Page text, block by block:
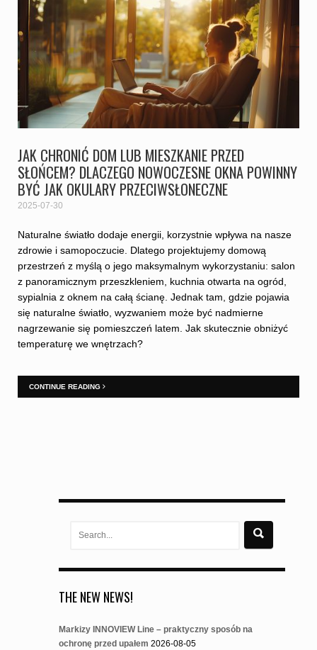
JAK CHRONIĆ DOM LUB MIESZKANIE PRZED
SŁOŃCEM? DLACZEGO NOWOCZESNE OKNA POWINNY
BYĆ JAK OKULARY PRZECIWSŁONECZNE
2025-07-30
Naturalne światło dodaje energii, korzystnie wpływa na nasze
zdrowie i samopoczucie. Dlatego projektujemy domową
przestrzeń z myślą o jego maksymalnym wykorzystaniu: salon
z panoramicznym przeszkleniem, kuchnia otwarta na ogród,
sypialnia z oknem na całą ścianę. Jednak tam, gdzie pojawia
się naturalne światło, wyzwaniem może być nadmierne
nagrzewanie się pomieszczeń latem. Jak skutecznie obniżyć
temperaturę we wnętrzach?
CONTINUE READING
THE NEW NEWS!
Markizy INNOVIEW Line – praktyczny sposób na
ochronę przed upałem 2026-08-05